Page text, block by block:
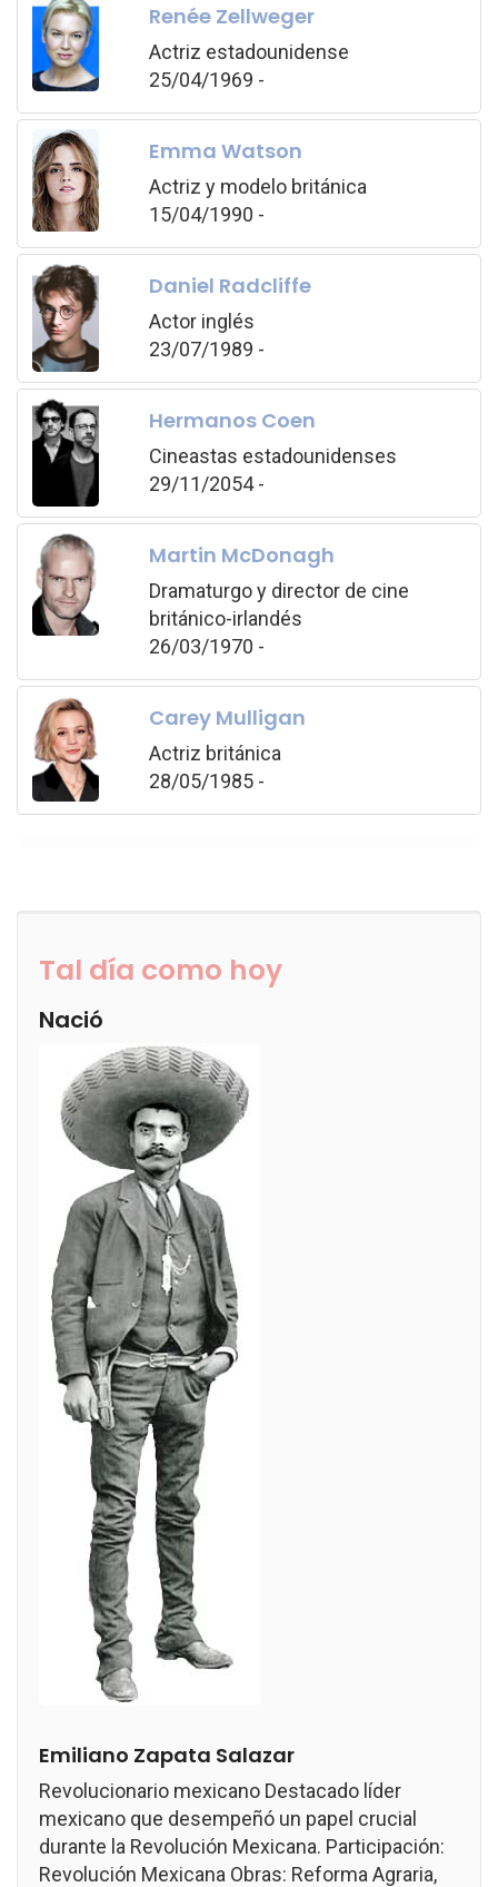
Renée Zellweger
Actriz estadounidense
25/04/1969 -
Emma Watson
Actriz y modelo británica
15/04/1990 -
Daniel Radcliffe
Actor inglés
23/07/1989 -
Hermanos Coen
Cineastas estadounidenses
29/11/2054 -
Martin McDonagh
Dramaturgo y director de cine
británico-irlandés
26/03/1970 -
Carey Mulligan
Actriz británica
28/05/1985 -
Tal día como hoy
Nació
Emiliano Zapata Salazar
Revolucionario mexicano Destacado líder
mexicano que desempeñó un papel crucial
durante la Revolución Mexicana. Participación:
Revolución Mexicana Obras: Reforma Agraria,